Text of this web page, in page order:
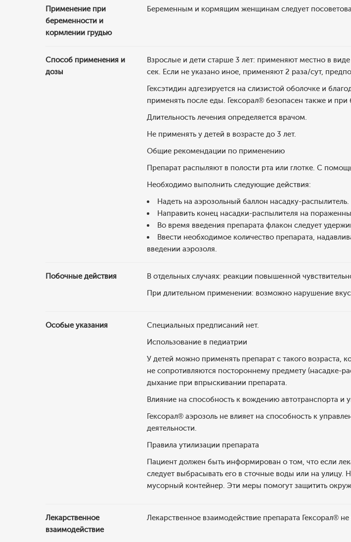
Применение при
беременности и
кормлении грудью
Беременным и кормящим женщинам следует
Способ применения и
дозы
Взрослые и дети старше 3 лет: применяют местно в
сек. Если не указано иное, применяют 2 раза/сут,
Гексэтидин адгезируется на слизистой оболочке и
применять после еды. Гексорал® безопасен также и
Длительность лечения определяется врачом.
Не применять у детей в возрасте до 3 лет.
Общие рекомендации по применению
Препарат распыляют в полости рта или глотке. С
Необходимо выполнить следующие действия:
Надеть на аэрозольный баллон насадку-распылитель.
Направить конец насадки-распылителя на
Во время введения препарата флакон следует
Ввести необходимое количество препарата,
введении аэрозоля.
Побочные действия
В отдельных случаях: реакции повышенной
При длительном применении: возможно нарушение
Особые указания
Специальных предписаний нет.
Использование в педиатрии
У детей можно применять препарат с такого возраста,
не сопротивляются постороннему предмету (насадке-
дыхание при впрыскивании препарата.
Влияние на способность к вождению автотранспорта и
Гексорал® аэрозоль не влияет на способность к
деятельности.
Правила утилизации препарата
Пациент должен быть информирован о том, что если
следует выбрасывать его в сточные воды или на улицу.
мусорный контейнер. Эти меры помогут защитить
Лекарственное
взаимодействие
Лекарственное взаимодействие препарата Гексорал®